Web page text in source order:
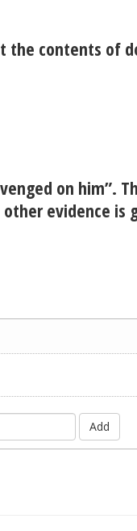
the contents of
on him”.
evidence is
Add